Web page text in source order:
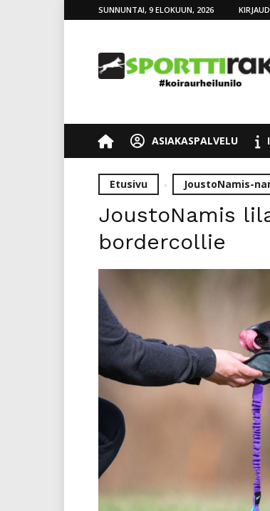
SUNNUNTAI, 9 ELOKUUN, 2026
ASIAKASPALVELU
Etusivu JoustoNamis-
JoustoNamis
bordercollie